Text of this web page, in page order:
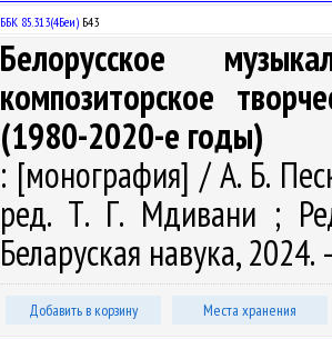
ББК 85.313(4Беи) Б43
Белорусское
композиторское
(1980-2020-е годы)
: [монография] / А. Б.
ред. Т. Г. Мдивани ;
Беларуская навука, 2024.
Добавить в корзину Места хранения